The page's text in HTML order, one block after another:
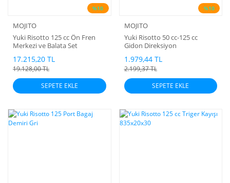
%10
MOJITO
Yuki Risotto 125 cc Ön Fren
Merkezi ve Balata Set
17.215,20 TL
19.128,00 TL
SEPETE EKLE
%10
MOJITO
Yuki Risotto 50 cc-125 cc
Gidon Direksiyon
1.979,44 TL
2.199,37 TL
SEPETE EKLE